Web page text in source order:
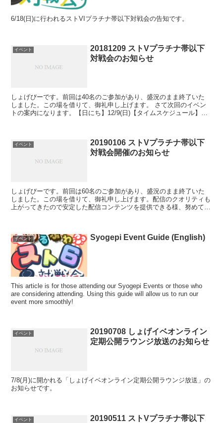
6/18(日)に行われるストVIプラチナ帯以下対戦会の告知です。
イベント
20181209 ストVプラチナ帯以下
対戦会のお知らせ
しょげぴーです。前回は40名のご参加があり、盛況のまま終了いた
しました。この場を借りて、御礼申し上げます。 さて次回のイベン
トの案内になります。【日にち】12/9(日)【タイムスケジュール】
イベント
20190106 ストVプラチナ帯以下
対戦会開催のお知らせ
しょげぴーです。前回は60名のご参加があり、盛況のまま終了いた
しました。この場を借りて、御礼申し上げます。配信のクオリティも
上がってきたので安定した配信コンテンツを提供できる様、努めてま
イベント Syogepi Event Guide (English)
This article is for those attending our Syogepi Events or those who
are considering attending. Using this guide will allow us to run our
event more smoothly!
イベント
20190708 しょげイベオンライン
定期公開ラウンジ放送のお知らせ
7/8(月)に開かれる「しょげイベオンライン定期公開ラウンジ放送」の
お知らせです。
イベント
20190511 ストVプラチナ帯以下